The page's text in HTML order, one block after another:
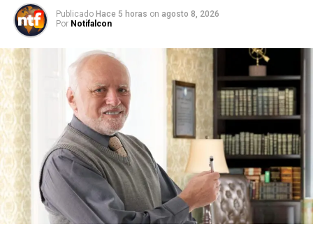
Publicado Hace 5 horas on agosto 8, 2026
Por Notifalcon